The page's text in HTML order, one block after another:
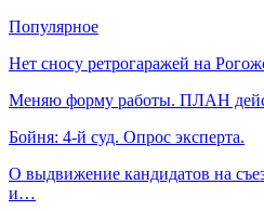
Популярное
Нет сносу ретрогаражей на
Меняю форму работы. ПЛАН
Бойня: 4-й суд. Опрос эксперта.
О выдвижение кандидатов на
и…